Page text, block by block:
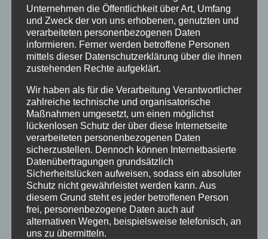
Zeit mitgefiebert hatten, durften nun zusammen mit
dem Projektchor erstmals auf einer Bühne auftreten!
Nach der Chor-Version von „Cover me in sunshine“,
auch im Original ein Song für Groß und Klein (Pink
und Tochter Willow), sangen und rappten sie
gekonnt zu Sias „The Greatest“. Eine tolle Erfahrung
für unsere Jüngsten, die wir in Zukunft sicher
häufiger sehen bekommen werden.
Mehr zu sehen bekam das Publikum diesmal bereits
von Marcel Sobisiak, der ebenfalls im Chor gestartet
war und sich an diesem Abend traute, als Solo-
Künstler mit eigener Gitarren-Begleitung den Song „I
know I’m funny haha“ von Faye Webster darzubieten.
Dieser Mut und der wundervoll einfühlsame Vortrag
wurden von donnerndem Applaus und Jubel von
einem begeisterten Publikum belohnt.
Unternehmen die Öffentlichkeit über Art, Umfang
und Zweck der von uns erhobenen, genutzten und
verarbeiteten personenbezogenen Daten
informieren. Ferner werden betroffene Personen
mittels dieser Datenschutzerklärung über die ihnen
zustehenden Rechte aufgeklärt.
Wir haben als für die Verarbeitung Verantwortlicher
zahlreiche technische und organisatorische
Maßnahmen umgesetzt, um einen möglichst
lückenlosen Schutz der über diese Internetseite
verarbeiteten personenbezogenen Daten
sicherzustellen. Dennoch können Internetbasierte
Datenübertragungen grundsätzlich
Sicherheitslücken aufweisen, sodass ein absoluter
Schutz nicht gewährleistet werden kann. Aus
diesem Grund steht es jeder betroffenen Person
frei, personenbezogene Daten auch auf
alternativen Wegen, beispielsweise telefonisch, an
uns zu übermitteln.